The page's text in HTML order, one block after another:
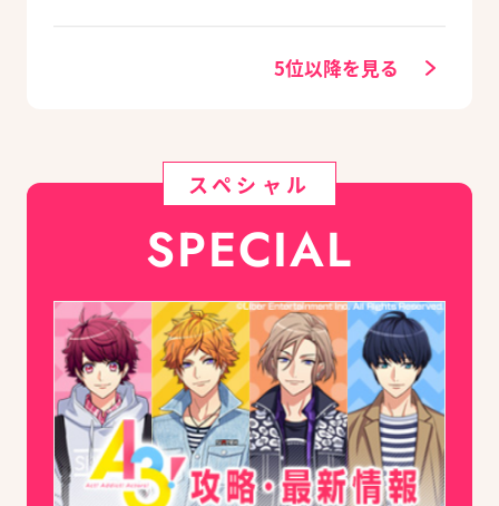
5位以降を見る
スペシャル
SPECIAL